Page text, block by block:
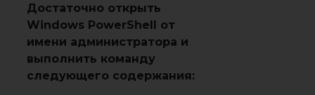
Достаточно открыть
Windows PowerShell от
имени администратора и
выполнить команду
следующего содержания: